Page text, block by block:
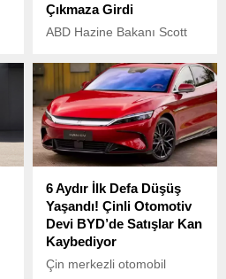
Çıkmaza Girdi
ABD Hazine Bakanı Scott
tarife müzakerelerinin şu
anda tıkandığını açıkladı.
6 Aydır İlk Defa Düşüş
Yaşandı! Çinli Otomotiv
Devi BYD’de Satışlar Kan
Kaybediyor
Çin merkezli otomobil